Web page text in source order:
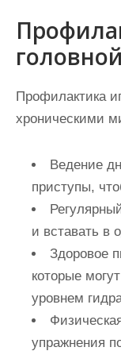
Профилактика
хроническими
Ведение
приступы,
и вставать в
Здоровое
которые
уровнем
упражнения